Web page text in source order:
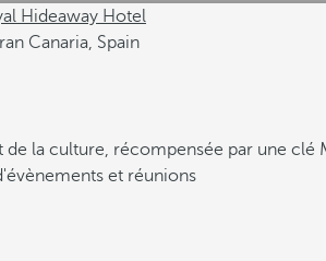
Hideaway Hotel
Canaria, Spain
de la culture, récompensée par une clé
et réunions